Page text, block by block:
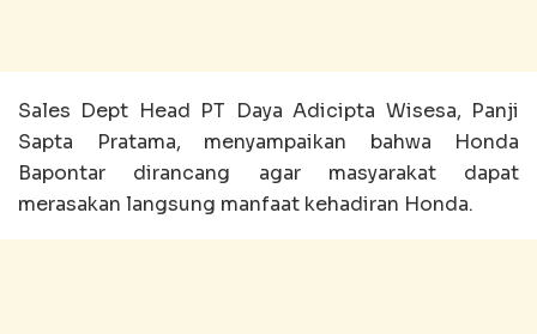
Sales Dept Head PT Daya Adicipta Wisesa, Panji
Sapta Pratama, menyampaikan bahwa Honda
Bapontar dirancang agar masyarakat dapat
merasakan langsung manfaat kehadiran Honda.